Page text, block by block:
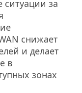
ситуации за
снижает
и делает
в
зонах